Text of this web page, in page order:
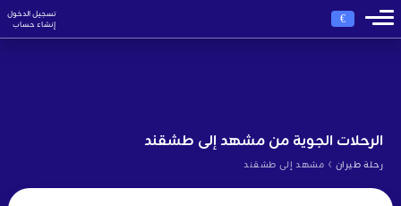
€
تسجيل الدخول
إنشاء حساب
الرحلات الجوية من مشهد إلى طشقند
رحلة طيران › مشهد إلى طشقند